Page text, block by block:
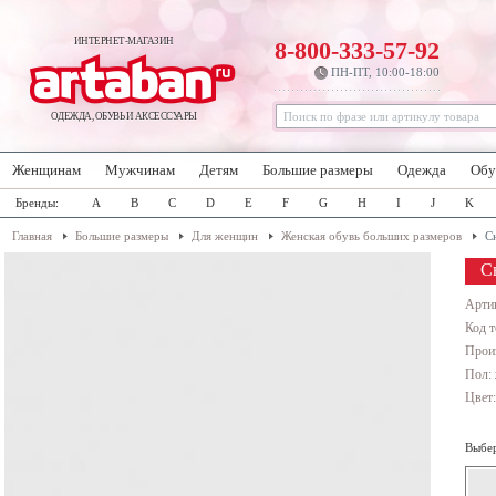
ИНТЕРНЕТ-МАГАЗИН
ОДЕЖДА, ОБУВЬ И АКСЕССУАРЫ
8-800-333-57-92
ПН-ПТ, 10:00-18:00
Женщинам Мужчинам Детям Большие размеры Одежда
Бренды: A B C D E F G H I J K
Главная Большие размеры Для женщин Женская обувь больших размеров
Код
Пол: